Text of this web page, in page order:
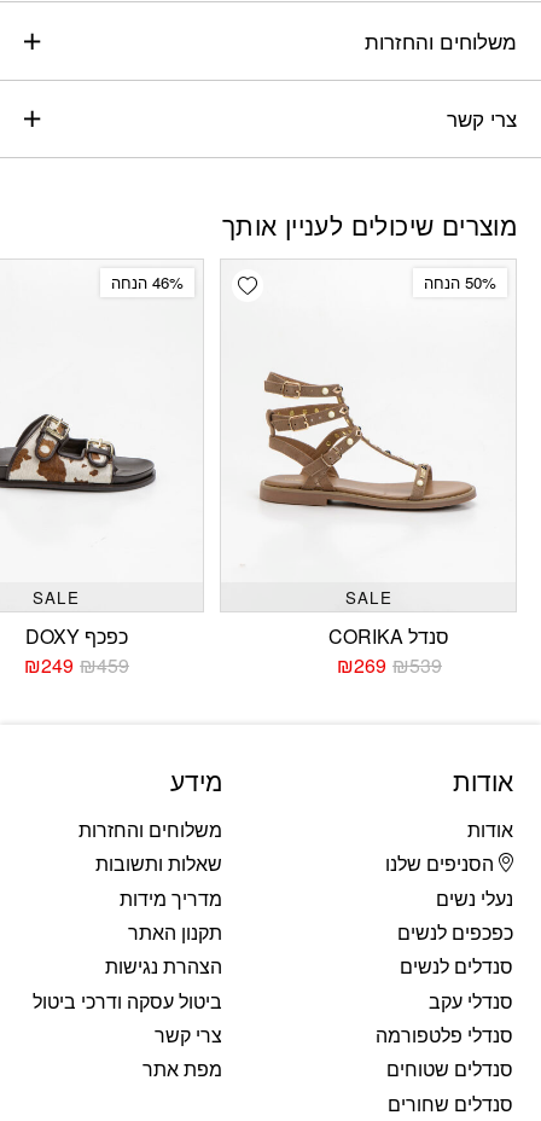
משלוחים והחזרות
צרי קשר
מוצרים שיכולים לעניין אותך
Add wishlist 50% הנחה
SALE
סנדל CORIKA
₪539
המחיר
₪269המחיר
46% הנחה
SALE
כפכף DOXY
₪459
₪249
אודות
אודות
הסניפים שלנו
נעלי נשים
כפכפים לנשים
סנדלים לנשים
סנדלי עקב
סנדלי פלטפורמה
סנדלים שטוחים
סנדלים שחורים
מידע
משלוחים והחזרות
שאלות ותשובות
מדריך מידות
תקנון האתר
הצהרת נגישות
ביטול עסקה ודרכי ביטול
צרי קשר
מפת אתר